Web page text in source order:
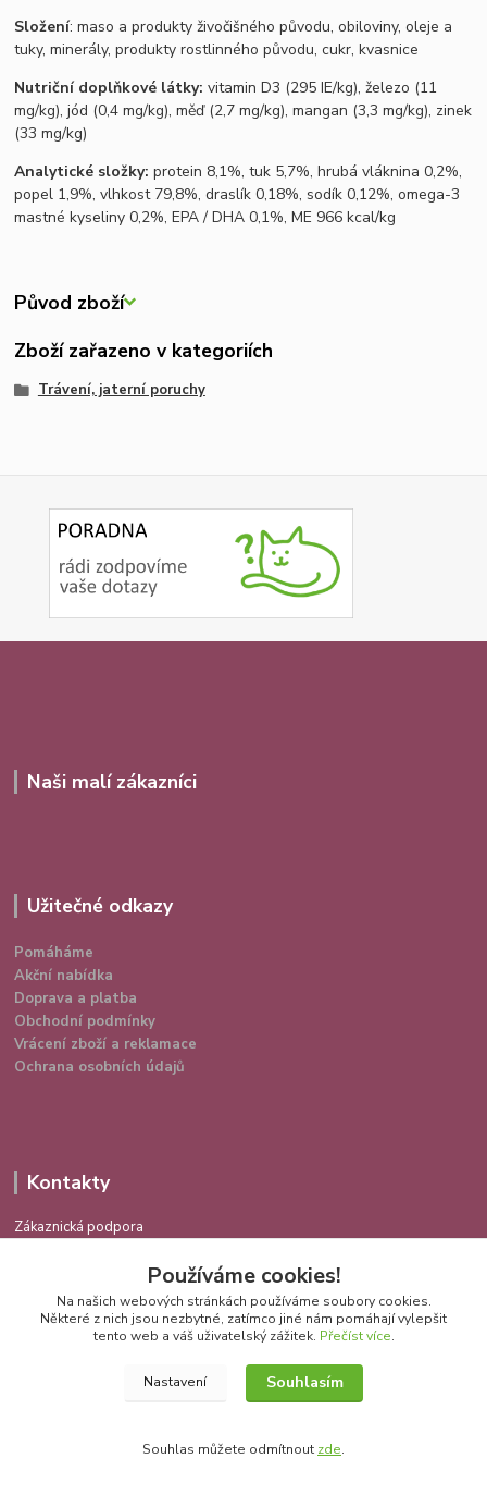
Složení: maso a produkty živočišného původu, obiloviny, oleje a
tuky, minerály, produkty rostlinného původu, cukr, kvasnice
Nutriční doplňkové látky: vitamin D3 (295 IE/kg), železo (11
mg/kg), jód (0,4 mg/kg), měď (2,7 mg/kg), mangan (3,3 mg/kg), zinek
(33 mg/kg)
Analytické složky:protein 8,1%, tuk 5,7%, hrubá vláknina 0,2%,
popel 1,9%, vlhkost 79,8%, draslík 0,18%, sodík 0,12%, omega-3
mastné kyseliny 0,2%, EPA / DHA 0,1%, ME 966 kcal/kg
Původ zboží
Zboží zařazeno v kategoriích
Trávení, jaterní poruchy
Naši malí zákazníci
Užitečné odkazy
Pomáháme
Akční nabídka
Doprava a platba
Obchodní podmínky
Vrácení zboží a reklamace
Ochrana osobních údajů
Kontakty
Zákaznická podpora
info@spokojenakocka.cz
Používáme cookies!
Na našich webových stránkách používáme soubory cookies.
Některé z nich jsou nezbytné, zatímco jiné nám pomáhají vylepšit
tento web a váš uživatelský zážitek. Přečíst více.
Nastavení Souhlasím
Souhlas můžete odmítnout zde.